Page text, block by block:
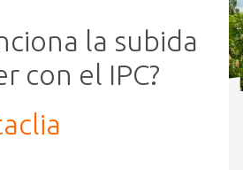
la subida
con el IPC?